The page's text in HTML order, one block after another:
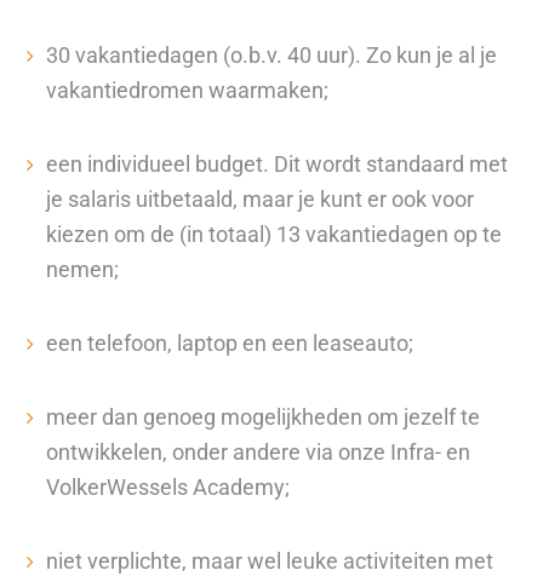
30 vakantiedagen (o.b.v. 40 uur). Zo kun je al je
vakantiedromen waarmaken;
een individueel budget. Dit wordt standaard met
je salaris uitbetaald, maar je kunt er ook voor
kiezen om de (in totaal) 13 vakantiedagen op te
nemen;
een telefoon, laptop en een leaseauto;
meer dan genoeg mogelijkheden om jezelf te
ontwikkelen, onder andere via onze Infra- en
VolkerWessels Academy;
niet verplichte, maar wel leuke activiteiten met